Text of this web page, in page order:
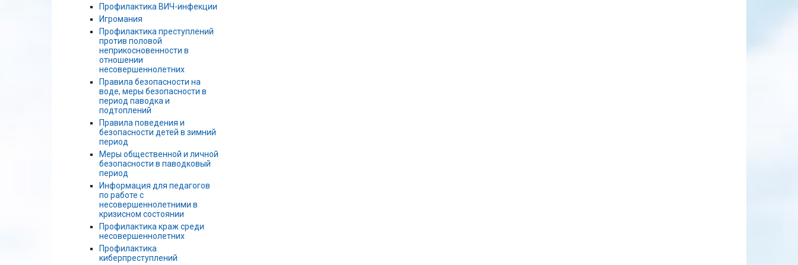
Профилактика ВИЧ-инфекции
Игромания
Профилактика преступлений
против половой
неприкосновенности в
отношении
несовершеннолетних
Правила безопасности на
воде, меры безопасности в
период паводка и
подтоплений
Правила поведения и
безопасности детей в зимний
период
Меры общественной и личной
безопасности в паводковый
период
Информация для педагогов
по работе с
несовершеннолетними в
кризисном состоянии
Профилактика краж среди
несовершеннолетних
Профилактика
киберпреступлений